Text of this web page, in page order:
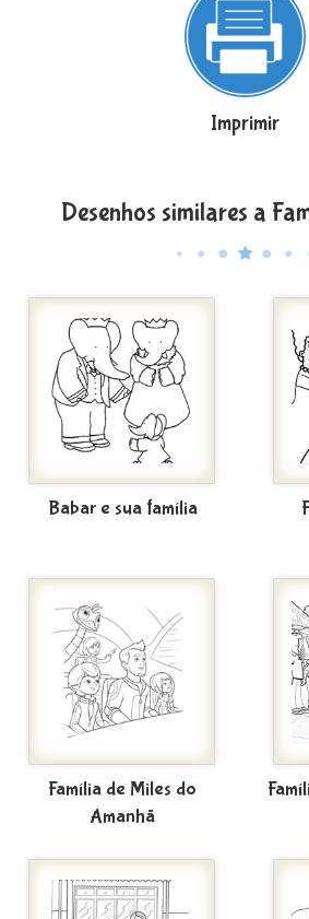
Imprimir
Desenhos similares a
Babar e sua família
Família de Miles do
Amanhã